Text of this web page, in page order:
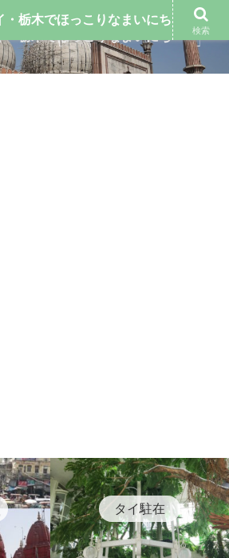
タイ駐在
・栃木でほっこりなまいにち
検索